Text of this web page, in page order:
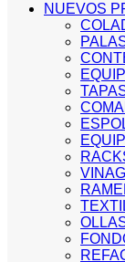
NUEVOS